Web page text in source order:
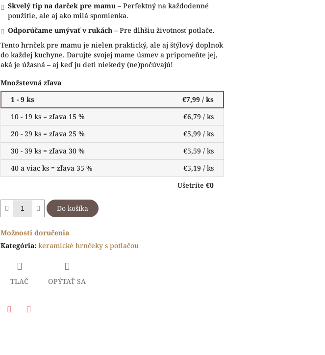
Skvelý tip na darček pre mamu – Perfektný na každodenné
použitie, ale aj ako milá spomienka.
Odporúčame umývať v rukách – Pre dlhšiu životnosť potlače.
Tento hrnček pre mamu je nielen praktický, ale aj štýlový doplnok
do každej kuchyne. Darujte svojej mame úsmev a pripomeňte jej,
aká je úžasná – aj keď ju deti niekedy (ne)počúvajú!
Množstevná zľava
1 - 9 ks
€7,99 / ks
10 - 19 ks = zľava 15 %
€6,79 / ks
20 - 29 ks = zľava 25 %
€5,99 / ks
30 - 39 ks = zľava 30 %
€5,59 / ks
40 a viac ks = zľava 35 %
€5,19 / ks
Ušetríte €0
Do košíka
Možnosti doručenia
Kategória: keramické hrnčeky s potlačou
TLAČ OPÝTAŤ SA